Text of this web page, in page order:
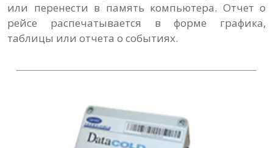
или перенести в память компьютера. Отчет о
рейсе распечатывается в форме графика,
таблицы или отчета о событиях.